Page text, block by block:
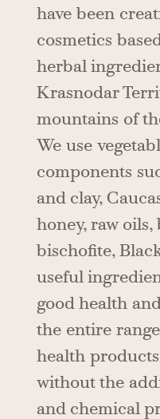
have been
cosmetics
herbal
Krasnodar
mountains of
We use
components
and clay,
honey, raw
bischofite,
useful
good health
the entire
health
without the
and chemical